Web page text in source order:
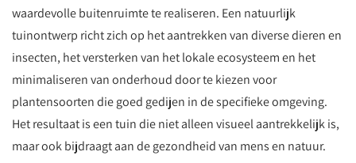
waardevolle buitenruimte te realiseren. Een natuurlijk
tuinontwerp richt zich op het aantrekken van diverse dieren en
insecten, het versterken van het lokale ecosysteem en het
minimaliseren van onderhoud door te kiezen voor
plantensoorten die goed gedijen in de specifieke omgeving.
Het resultaat is een tuin die niet alleen visueel aantrekkelijk is,
maar ook bijdraagt aan de gezondheid van mens en natuur.